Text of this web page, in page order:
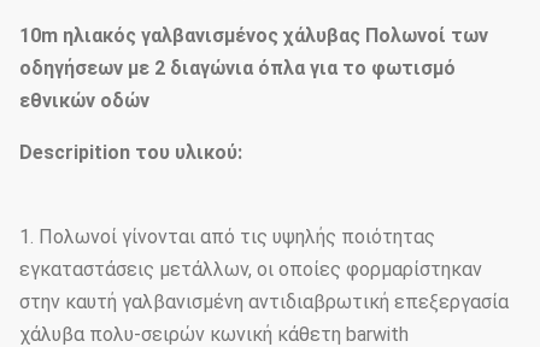
10m ηλιακός γαλβανισμένος χάλυβας Πολωνοί των
οδηγήσεων με 2 διαγώνια όπλα για το φωτισμό
εθνικών οδών
Descripition του υλικού:
1. Πολωνοί γίνονται από τις υψηλής ποιότητας
εγκαταστάσεις μετάλλων, οι οποίες φορμαρίστηκαν
στην καυτή γαλβανισμένη αντιδιαβρωτική επεξεργασία
χάλυβα πολυ-σειρών κωνική κάθετη barwith